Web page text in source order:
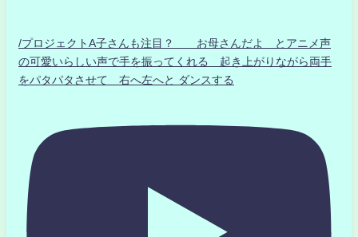
/プロジェクトA子さんも注目？ お母さんだよ とアニメ声
の可愛いらしい声で手を振ってくれる 起き上がりながら両手
をパタパタさせて 右へ左へと ダンスする